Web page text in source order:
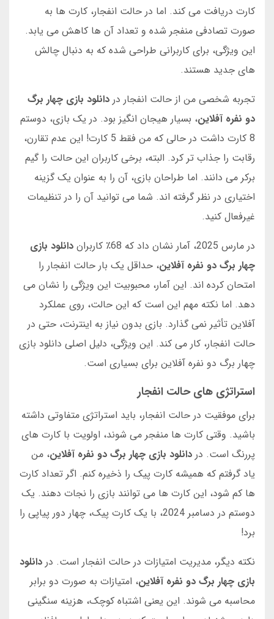
کارت دریافت می کند. اما در حالت انفجار، کارت ها به
صورت تصادفی منفجر شده و تعداد آن ها کاهش می یابد.
این ویژگی، برای کاربرانی طراحی شده که به دنبال چالش
های جدید هستند.
تجربه شخصی من از حالت انفجار در دانلود بازی چهار برگ
دو نفره آفلاین، بسیار هیجان انگیز بود. در یک بازی، دوستم
8 کارت داشت در حالی که من فقط 5 کارت! این عدم تقارن،
رقابت را جذاب تر کرد. البته، برخی کاربران این حالت را گیم
برکر می دانند. اما طراحان بازی، آن را به عنوان یک گزینه
اختیاری در نظر گرفته اند. شما می توانید آن را در تنظیمات
غیرفعال کنید.
در مارس 2025، آمار نشان داد که 68٪ کاربران
دانلود بازی
چهار برگ دو نفره آفلاین، حداقل یک بار حالت انفجار را
امتحان کرده اند. این آمار، محبوبیت این ویژگی را نشان می
دهد. اما نکته مهم این است که این حالت، روی عملکرد
آفلاین تأثیر نمی گذارد. بازی بدون نیاز به اینترنت، حتی در
حالت انفجار، کار می کند. این ویژگی، دلیل اصلی دانلود بازی
چهار برگ دو نفره آفلاین برای بسیاری است.
استراتژی های حالت انفجار
برای موفقیت در حالت انفجار، باید استراتژی متفاوتی داشته
باشید. وقتی کارت ها منفجر می شوند، اولویت با کارت های
پررنگ است. در دانلود بازی چهار برگ دو نفره آفلاین، من
یاد گرفتم که همیشه کارت پیک را ذخیره کنم. اگر تعداد کارت
ها کم شود، این کارت ها می توانند بازی را نجات دهند. یک
دوستم در دسامبر 2024، با یک کارت پیک، چهار دور پیاپی را
برد!
نکته دیگر، مدیریت امتیازات در حالت انفجار است. در دانلود
بازی چهار برگ دو نفره آفلاین، امتیازات به صورت دو برابر
محاسبه می شوند. این یعنی اشتباه کوچک، هزینه سنگینی